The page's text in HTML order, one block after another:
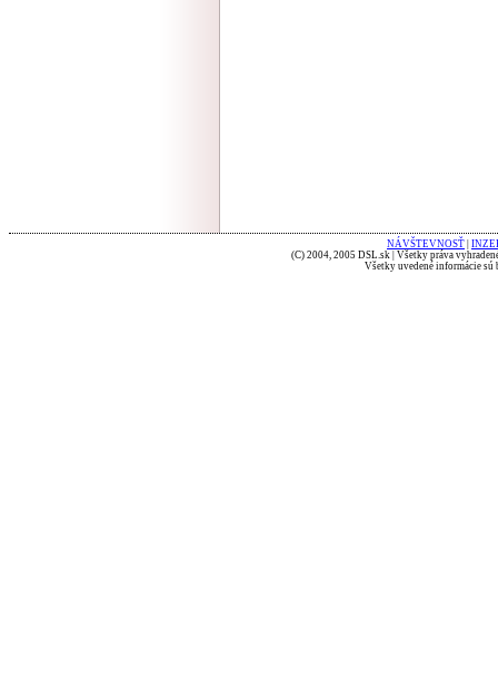
NÁVŠTEVNOSŤ
(C) 2004, 2005 DSL.sk | Všetky práva
Všetky uvedené informácie sú